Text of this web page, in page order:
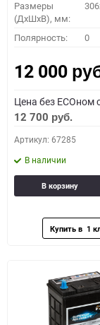
Размеры
(ДхШхВ), мм:
Полярность: 0
12 000
Цена без ECOном
12 700 руб.
Артикул: 67285
В наличии
В корзину